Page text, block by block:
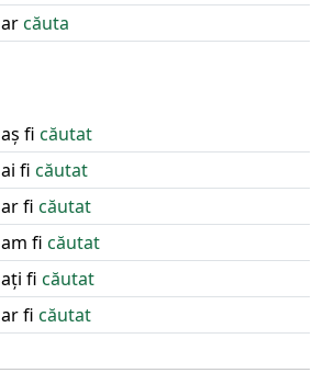
arcăuta
aș fi căutat
ai fi căutat
ar fi căutat
am fi căutat
ați fi căutat
ar fi căutat